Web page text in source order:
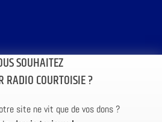
SOUHAITEZ
RADIO COURTOISIE ?
site ne vit que de vos dons ?